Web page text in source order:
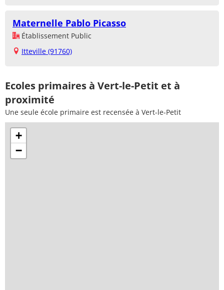
Maternelle Pablo Picasso
Établissement Public
Itteville (91760)
Ecoles primaires à Vert-le-Petit et à
proximité
Une seule école primaire est recensée à Vert-le-Petit
+
−